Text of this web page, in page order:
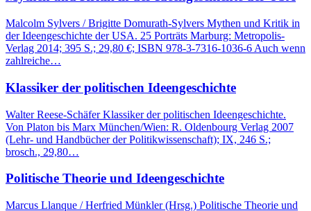
Malcolm Sylvers / Brigitte Domurath-Sylvers Mythen und Kritik in
der Ideengeschichte der USA. 25 Porträts Marburg: Metropolis-
Verlag 2014; 395 S.; 29,80 €; ISBN 978-3-7316-1036-6 Auch wenn
zahlreiche…
Klassiker der politischen Ideengeschichte
Walter Reese-Schäfer Klassiker der politischen Ideengeschichte.
Von Platon bis Marx München/Wien: R. Oldenbourg Verlag 2007
(Lehr- und Handbücher der Politikwissenschaft); IX, 246 S.;
brosch., 29,80…
Politische Theorie und Ideengeschichte
Marcus Llanque / Herfried Münkler (Hrsg.) Politische Theorie und